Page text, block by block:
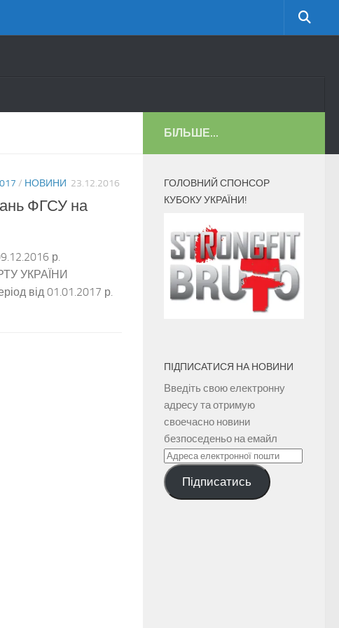
/ НОВИНИ 23.12.2016
ФГСУ на
р.
УКРАЇНИ
від 01.01.2017 р.
БІЛЬШЕ...
ГОЛОВНИЙ СПОНСОР
КУБОКУ УКРАЇНИ!
ПІДПИСАТИСЯ НА НОВИНИ
Введіть свою електронну
адресу та отримую
своечасно новини
безпоседеньо на емайл
Адреса
електронної
поштиПідписатись